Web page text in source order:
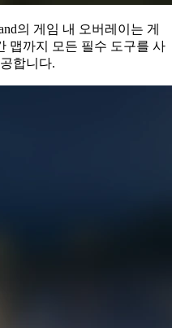
의 게임 내 오버레이는 게
맵까지 모든 필수 도구를 사
합니다.